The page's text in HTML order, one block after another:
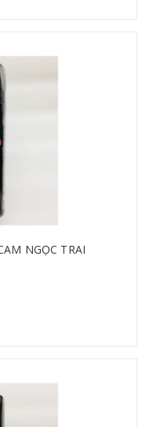
NGỌC TRAI